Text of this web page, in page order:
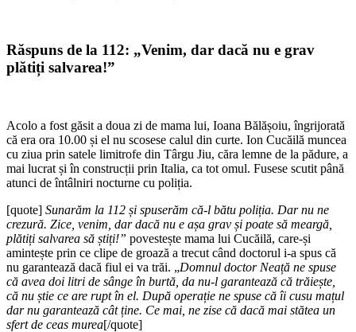
Răspuns de la 112: „Venim, dar dacă nu e grav
plătiți salvarea!”
Acolo a fost găsit a doua zi de mama lui, Ioana Bălășoiu, îngrijorată
că era ora 10.00 și el nu scosese calul din curte. Ion Cucăilă muncea
cu ziua prin satele limitrofe din Târgu Jiu, căra lemne de la pădure, a
mai lucrat și în construcții prin Italia, ca tot omul. Fusese scutit până
atunci de întâlniri nocturne cu poliția.
[quote] Sunarăm la 112 și spuserăm că-l bătu poliția. Dar nu ne
crezură. Zice, venim, dar dacă nu e așa grav și poate să meargă,
plătiți salvarea să știți!” povestește mama lui Cucăilă, care-și
amintește prin ce clipe de groază a trecut când doctorul i-a spus că
nu garantează dacă fiul ei va trăi. „Domnul doctor Neață ne spuse
că avea doi litri de sânge în burtă, da nu-l garantează că trăiește,
că nu știe ce are rupt în el. După operație ne spuse că îi cusu mațul
dar nu garantează cât ține. Ce mai, ne zise că dacă mai stătea un
sfert de ceas murea[/quote]